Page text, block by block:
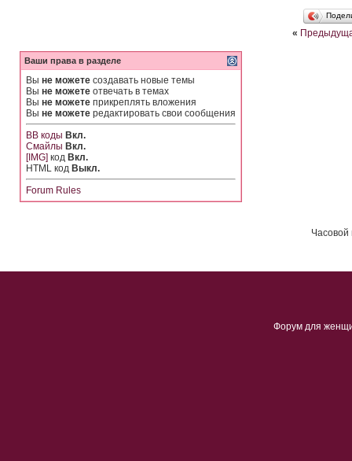
«
Ваши права в разделе
Вы не можете создавать новые темы
Вы не можете отвечать в темах
Вы не можете прикреплять вложения
Вы не можете редактировать свои сообщения
BB коды Вкл.
Смайлы Вкл.
[IMG] код Вкл.
HTML код Выкл.
Forum Rules
Часовой
Форум для